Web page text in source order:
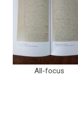
All-focus